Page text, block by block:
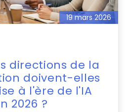
19 mars 2026
directions de la
doivent-elles
à l'ère de l'IA
2026 ?